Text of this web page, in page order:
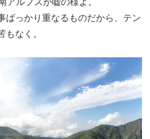
アルプスが嘘の様よ。
ばっかり重なるものだから、テン
もなく。